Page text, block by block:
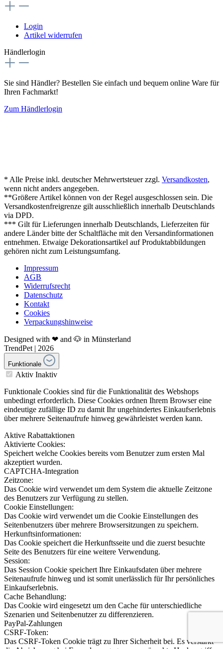
Login
Artikel widerrufen
Händlerlogin
Sie sind Händler? Bestellen Sie einfach und bequem online Ware für
Ihren Fachmarkt!
Zum Händlerlogin
* Alle Preise inkl. deutscher Mehrwertsteuer zzgl. Versandkosten,
wenn nicht anders angegeben.
**Größere Artikel können von der Regel ausgeschlossen sein. Die
Versandkostenfreigrenze gilt ausschließlich innerhalb Deutschlands
via DPD.
*** Gilt für Lieferungen innerhalb Deutschlands, Lieferzeiten für
andere Länder bitte der Schaltfläche mit den Versandinformationen
entnehmen. Etwaige Dekorationsartikel auf Produktabbildungen
gehören nicht zum Leistungsumfang.
Impressum
AGB
Widerrufsrecht
Datenschutz
Kontakt
Cookies
Verpackungshinweise
Designed with ❤ and 🐶 in Münsterland
TrendPet | 2026
Funktionale
Aktiv Inaktiv
Funktionale Cookies sind für die Funktionalität des Webshops
unbedingt erforderlich. Diese Cookies ordnen Ihrem Browser eine
eindeutige zufällige ID zu damit Ihr ungehindertes Einkaufserlebnis
über mehrere Seitenaufrufe hinweg gewährleistet werden kann.
Aktive Rabattaktionen
Aktivierte Cookies:
Speichert welche Cookies bereits vom Benutzer zum ersten Mal
akzeptiert wurden.
CAPTCHA-Integration
Zeitzone:
Das Cookie wird verwendet um dem System die aktuelle Zeitzone
des Benutzers zur Verfügung zu stellen.
Cookie Einstellungen:
Das Cookie wird verwendet um die Cookie Einstellungen des
Seitenbenutzers über mehrere Browsersitzungen zu speichern.
Herkunftsinformationen:
Das Cookie speichert die Herkunftsseite und die zuerst besuchte
Seite des Benutzers für eine weitere Verwendung.
Session:
Das Session Cookie speichert Ihre Einkaufsdaten über mehrere
Seitenaufrufe hinweg und ist somit unerlässlich für Ihr persönliches
Einkaufserlebnis.
Cache Behandlung:
Das Cookie wird eingesetzt um den Cache für unterschiedliche
Szenarien und Seitenbenutzer zu differenzieren.
PayPal-Zahlungen
CSRF-Token:
Das CSRF-Token Cookie trägt zu Ihrer Sicherheit bei. Es verstärkt